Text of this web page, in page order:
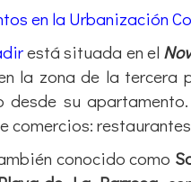
en la Urbanización
está situada en el
la zona de la tercera
desde su
conocido como